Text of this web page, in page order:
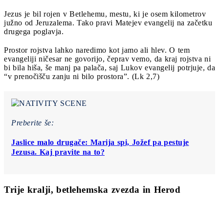
Jezus je bil rojen v Betlehemu, mestu, ki je osem kilometrov
južno od Jeruzalema. Tako pravi Matejev evangelij na začetku
drugega poglavja.
Prostor rojstva lahko naredimo kot jamo ali hlev. O tem
evangeliji ničesar ne govorijo, čeprav vemo, da kraj rojstva ni
bi bila hiša, še manj pa palača, saj Lukov evangelij potrjuje, da
“v prenočišču zanju ni bilo prostora”. (Lk 2,7)
Preberite še:
Jaslice malo drugače: Marija spi, Jožef pa pestuje
Jezusa. Kaj pravite na to?
Trije kralji, betlehemska zvezda in Herod